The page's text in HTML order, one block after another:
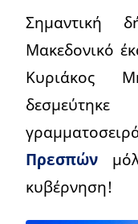
Σημαντική
Μακεδονικό
Κυριάκος
Πρεσπών
κυβέρνηση!